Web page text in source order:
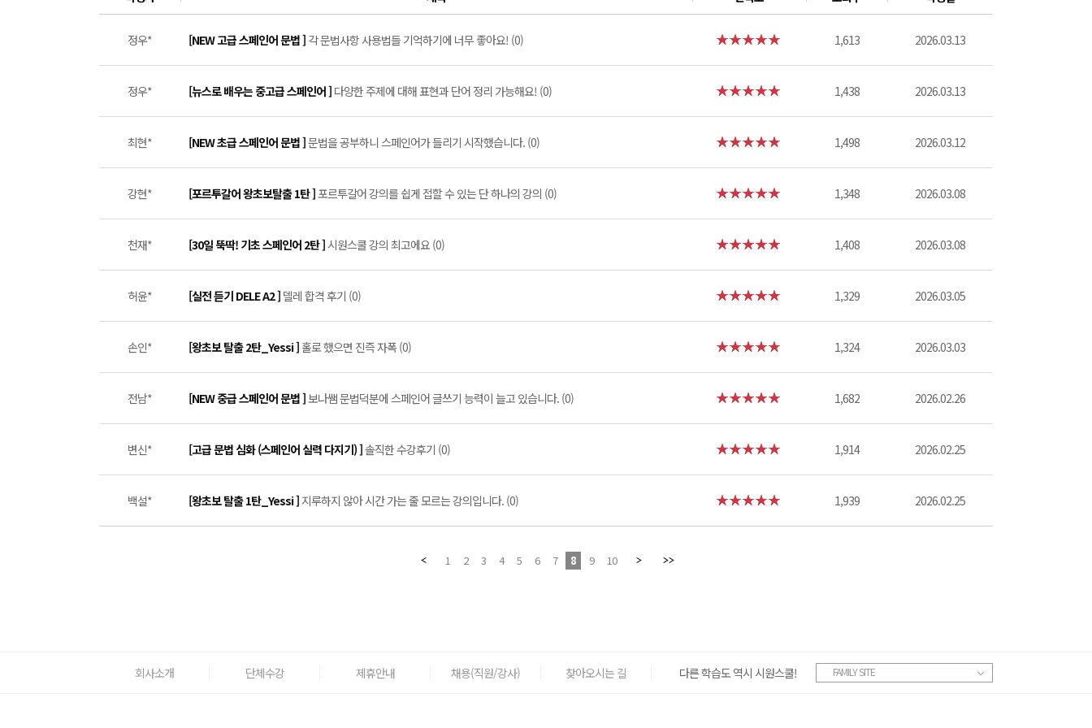
정우* [NEW 고급 스페인어 문법 ] 각 문법사항 사용법들 기억하기에 너무 좋아요! (0) 1,613 2026.03.13
정우* [뉴스로 배우는 중고급 스페인어 ] 다양한 주제에 대해 표현과 단어 정리 가능해요! (0) 1,438 2026.03.13
최현* [NEW 초급 스페인어 문법 ]문법을 공부하니 스페인어가 들리기 시작했습니다. (0) 1,498 2026.03.12
강현* [포르투갈어 왕초보탈출 1탄 ]포르투갈어 강의를 쉽게 접할 수 있는 단 하나의 강의 (0) 1,348 2026.03.08
천재* [30일 뚝딱! 기초 스페인어 2탄 ]시원스쿨 강의 최고에요 (0) 1,408 2026.03.08
허윤* [실전 듣기 DELE A2 ] 델레 합격 후기 (0) 1,329 2026.03.05
손인* [왕초보 탈출 2탄_Yessi ]홀로 했으면 진즉 자폭 (0) 1,324 2026.03.03
전남* [NEW 중급 스페인어 문법 ]보나쌤 문법덕분에 스페인어 글쓰기 능력이 늘고 있습니다. (0) 1,682 2026.02.26
변신* [고급 문법 심화 (스페인어 실력 다지기) ]솔직한 수강후기 (0) 1,914 2026.02.25
백설* [왕초보 탈출 1탄_Yessi ] 지루하지 않아 시간 가는 줄 모르는 강의입니다. (0) 1,939 2026.02.25
1 2 3 4 5 6 7 8 9 10
회사소개 단체수강 제휴안내 채용(직원/강사) 찾아오시는 길 다른 학습도 역시 시원스쿨! FAMILY SITE